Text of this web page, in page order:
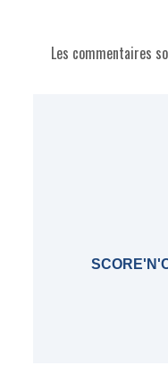
Les commentaires